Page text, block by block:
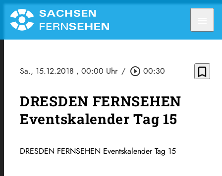
Sa., 15.12.2018 , 00:00 Uhr / play_circle_outline 00:30 bookmark_border
DRESDEN FERNSEHEN
Eventskalender Tag 15
DRESDEN FERNSEHEN Eventskalender Tag 15